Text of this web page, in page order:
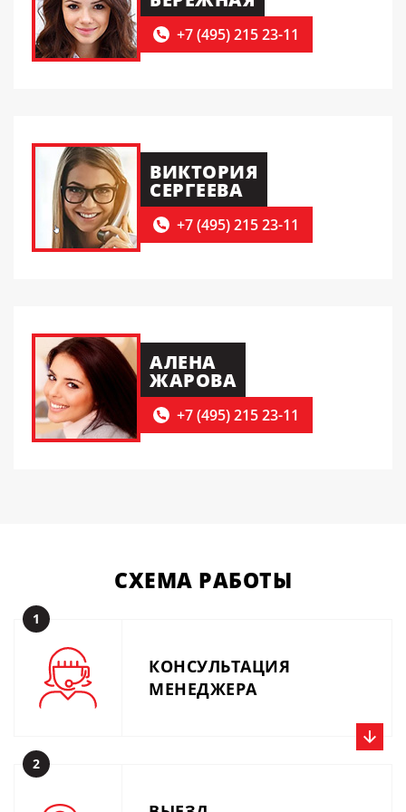
+7 (495) 215 23-11
ВИКТОРИЯ
СЕРГЕЕВА
+7 (495) 215 23-11
АЛЕНА
ЖАРОВА
+7 (495) 215 23-11
СХЕМА РАБОТЫ
1
КОНСУЛЬТАЦИЯ
МЕНЕДЖЕРА
Позвоните нам прямо сейчас, получите консультацию
2